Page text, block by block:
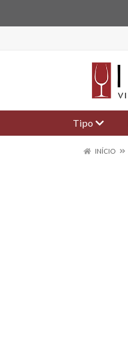
Tipo
INÍCIO